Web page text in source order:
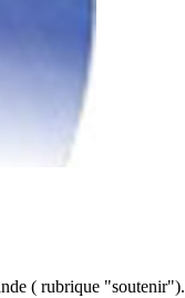
( rubrique "soutenir").